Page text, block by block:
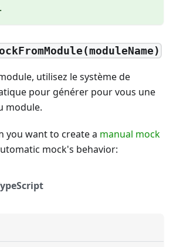
utilisez le système de
pour générer pour vous une
module.
you want to create a manual mock
mock's behavior: